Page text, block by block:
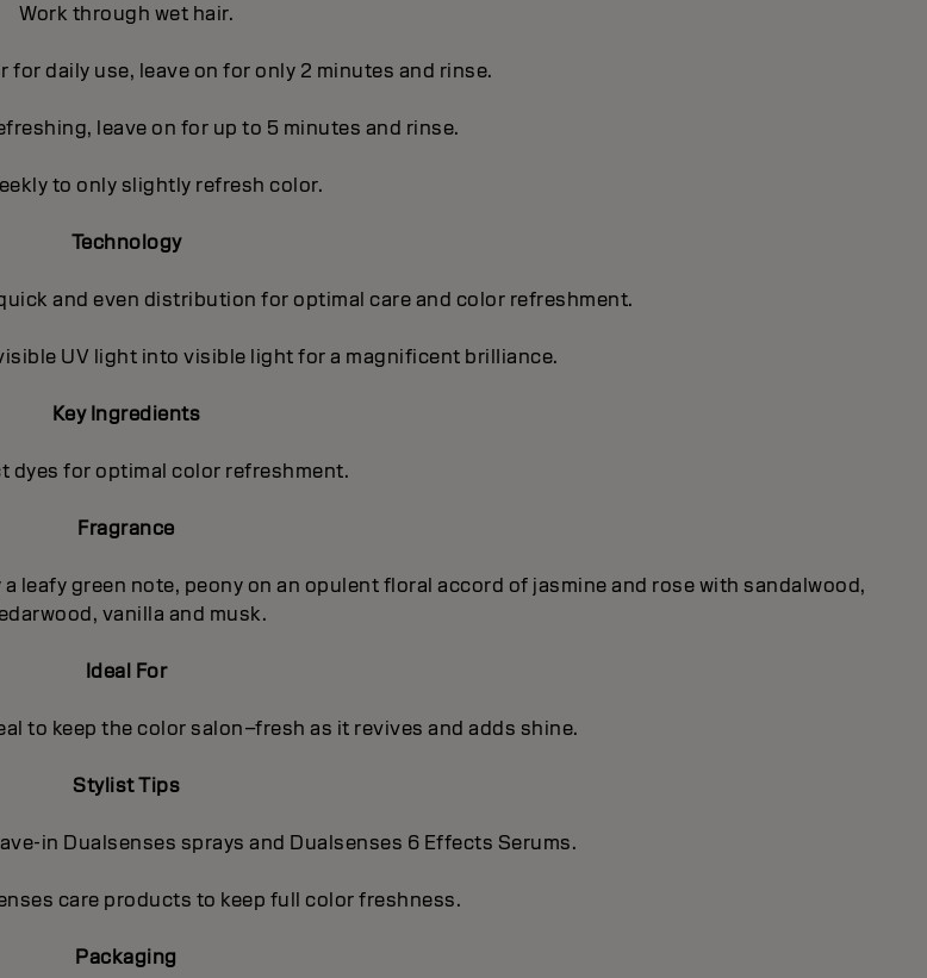
Work through wet hair.
for daily use, leave on for only 2 minutes and rinse.
leave on for up to 5 minutes and rinse.
to only slightly refresh color.
Technology
and even distribution for optimal care and color refreshment.
UV light into visible light for a magnificent brilIiance.
Key Ingredients
dyes for optimal color refreshment.
Fragrance
leafy green note, peony on an opulent floral accord of jasmine and rose with sandalwood,
vanilla and musk.
Ideal For
to keep the color salon–fresh as it revives and adds shine.
Stylist Tips
in Dualsenses sprays and Dualsenses 6 Effects Serums.
care products to keep full color freshness.
Packaging